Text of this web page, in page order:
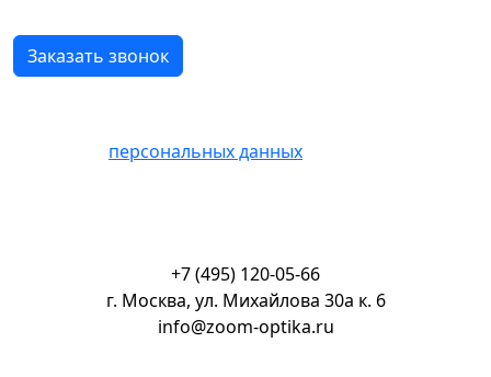
персональных данных
+7 (495) 120-05-66
г. Москва, ул. Михайлова 30а к. 6
info@zoom-optika.ru